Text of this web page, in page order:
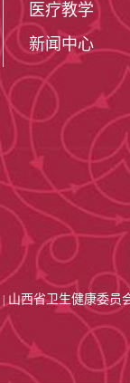
医疗教学
新闻中心
山西省卫生健康委员